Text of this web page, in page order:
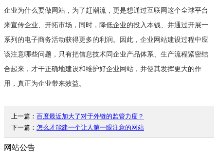
企业为什么要做网站，为了赶潮流，更是想通过互联网这个全球平台
来宣传企业、开拓市场，同时，降低企业的投入本钱、并通过开展一
系列的电子商务活动获得更多的利润。因此，企业网站建设过程中应
该注意哪些问题，只有把信息技术同企业产品体系、生产流程紧密结
合起来，才干正确地建设和维护好企业网站，并使其发挥更大的作
用，真正为企业带来效益。
上一篇： 百度最近加大了对于外链的监管力度？
下一篇： 怎么才能建一个让人第一眼注意的网站
网站公告